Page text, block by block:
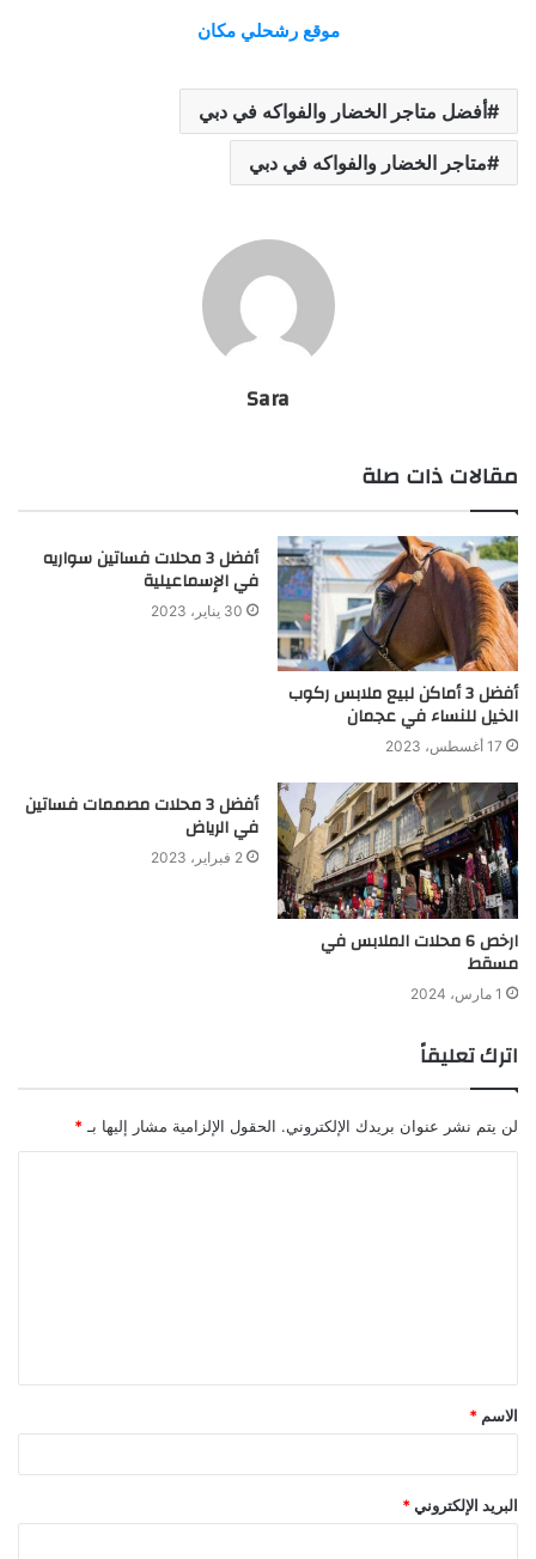
موقع رشحلي مكان
أفضل متاجر الخضار والفواكه في دبي
متاجر الخضار والفواكه في دبي
Sara
مقالات ذات صلة
أفضل 3 أماكن لبيع ملابس ركوب
الخيل للنساء في عجمان
17 أغسطس، 2023
أفضل 3 محلات فساتين سواريه
في الإسماعيلية
30 يناير، 2023
ارخص 6 محلات الملابس في
مسقط
1 مارس، 2024
أفضل 3 محلات مصممات فساتين
في الرياض
2 فبراير، 2023
اترك تعليقاً
لن يتم نشر عنوان بريدك الإلكتروني. الحقول الإلزامية مشار إليها بـ *
الاسم *
البريد الإلكتروني *